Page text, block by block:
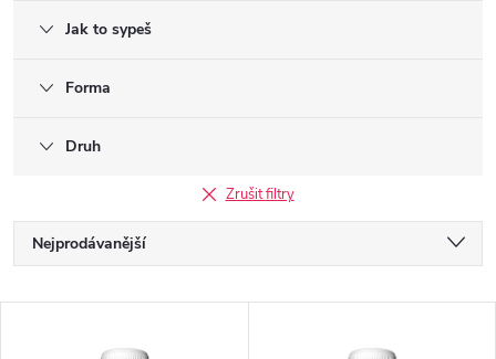
Jak to sypeš
Forma
Druh
Zrušit filtry
Ř
a
Nejprodávanější